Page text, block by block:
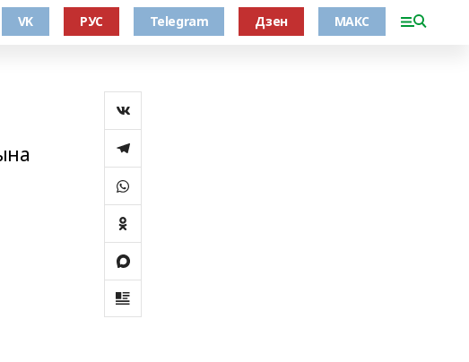
VK РУС Telegram Дзен МАКС